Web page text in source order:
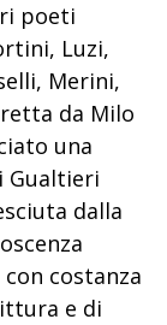
poeti
Luzi,
Merini,
da Milo
una
Gualtieri
dalla
costanza
e di